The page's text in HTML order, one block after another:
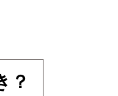
？